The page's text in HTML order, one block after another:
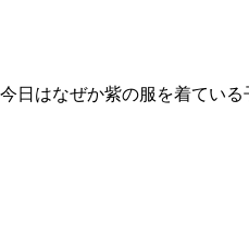
今日はなぜか紫の服を着ている